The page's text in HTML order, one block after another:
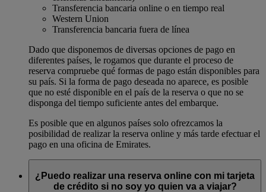
Transferencia bancaria online o en tiempo real
Western Union
Transferencia bancaria fuera de línea
Dado que disponemos de diversas opciones de pago en
diferentes países, le rogamos que durante el proceso de
reserva compruebe qué formas de pago están disponibles para
su país. Si la forma de pago deseada no aparece, es posible
que no esté disponible en el país de la reserva o que no se
disponga del tiempo suficiente antes del embarque.
Es posible que en algunos países solo ofrezcamos la
posibilidad de realizar la reserva online y más tarde efectuar el
pago en una oficina de Emirates.
¿Puedo realizar una reserva online con mi tarjeta
de crédito si no soy yo quien va a viajar?